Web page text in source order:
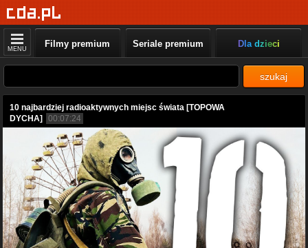
MENU Filmy premium Seriale premium Dla dzieci
szukaj
10 najbardziej radioaktywnych miejsc świata [TOPOWA
DYCHA]
00:07:24